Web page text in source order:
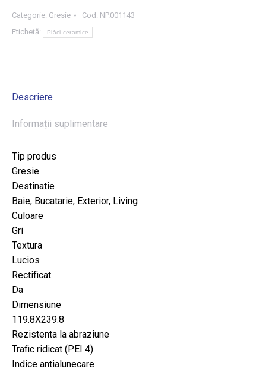
E
TERRA
m²/CUT
Categorie: Gresie Cod: NP.001143
Etichetă:
Plăci ceramice
Descriere
Informații suplimentare
Tip produs
Gresie
Destinatie
Baie, Bucatarie, Exterior, Living
Culoare
Gri
Textura
Lucios
Rectificat
Da
Dimensiune
119.8X239.8
Rezistenta la abraziune
Trafic ridicat (PEI 4)
Indice antialunecare